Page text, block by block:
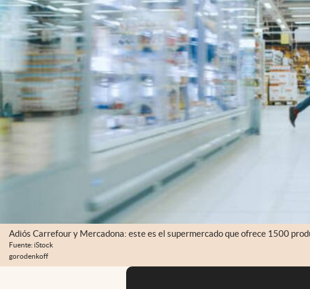
Adiós Carrefour y Mercadona: este es el supermercado que ofrece 1500
Fuente: iStock
gorodenkoff